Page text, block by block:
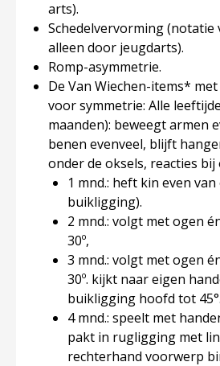
arts).
Schedelvervorming (notatie
alleen door jeugdarts).
Romp-asymmetrie.
De Van Wiechen-items*
voor symmetrie: Alle
maanden): beweegt armen
benen evenveel, blijft
onder de oksels, reacties
1 mnd.: heft kin even
buikligging).
2 mnd.: volgt met ogen
30º,
3 mnd.: volgt met ogen
30º. kijkt naar eigen
buikligging hoofd tot 45°.
4 mnd.: speelt met
pakt in rugligging met
rechterhand voorwerp